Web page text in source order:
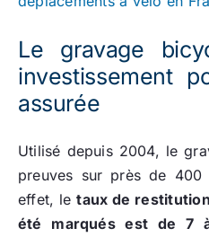
Le gravage
investissement
assurée
Utilisé depuis 2004, le
preuves sur près de
effet, letaux de
été marqués est de 7